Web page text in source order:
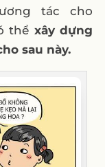
tác cho
thể xây dựng
sau này.